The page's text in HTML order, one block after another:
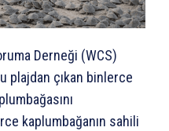
Derneği (WCS)
plajdan çıkan binlerce
kaplumbağanın sahili